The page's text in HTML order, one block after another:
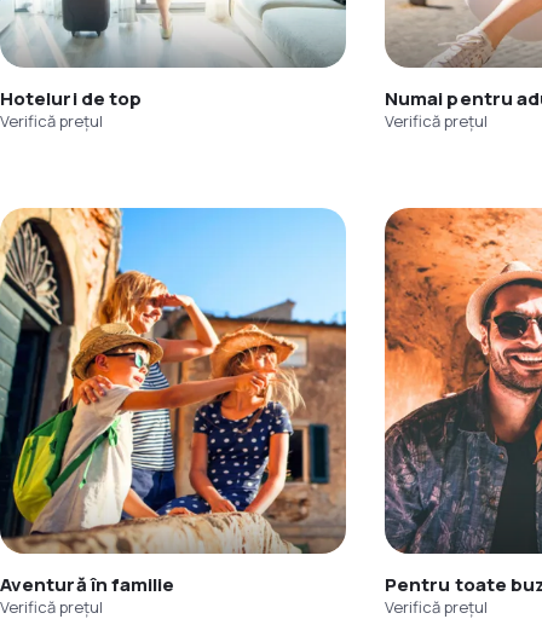
Hoteluri de top
Verifică prețul
Numai pentru
Verifică prețul
Aventură în familie
Verifică prețul
Pentru toate
Verifică prețul